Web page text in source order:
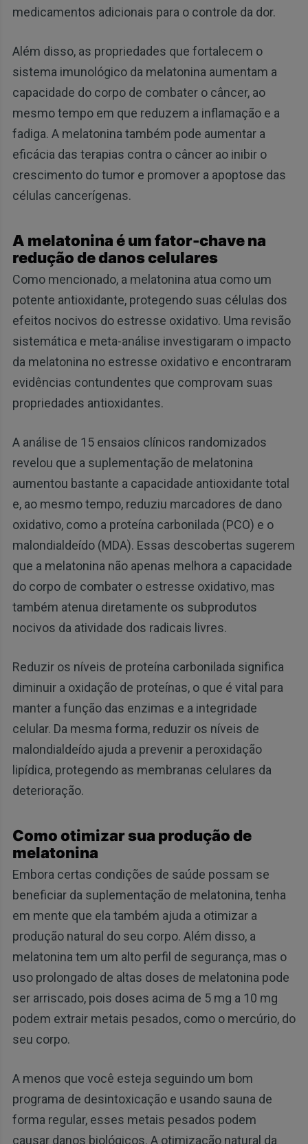
medicamentos adicionais para o controle da dor.
Além disso, as propriedades que fortalecem o
sistema imunológico da melatonina aumentam a
capacidade do corpo de combater o câncer, ao
mesmo tempo em que reduzem a inflamação e a
fadiga. A melatonina também pode aumentar a
eficácia das terapias contra o câncer ao inibir o
crescimento do tumor e promover a apoptose das
células cancerígenas.
A melatonina é um fator-chave na
redução de danos celulares
Como mencionado, a melatonina atua como um
potente antioxidante, protegendo suas células dos
efeitos nocivos do estresse oxidativo. Uma revisão
sistemática e meta-análise investigaram o impacto
da melatonina no estresse oxidativo e encontraram
evidências contundentes que comprovam suas
propriedades antioxidantes.
A análise de 15 ensaios clínicos randomizados
revelou que a suplementação de melatonina
aumentou bastante a capacidade antioxidante total
e, ao mesmo tempo, reduziu marcadores de dano
oxidativo, como a proteína carbonilada (PCO) e o
malondialdeído (MDA). Essas descobertas sugerem
que a melatonina não apenas melhora a capacidade
do corpo de combater o estresse oxidativo, mas
também atenua diretamente os subprodutos
nocivos da atividade dos radicais livres.
Reduzir os níveis de proteína carbonilada significa
diminuir a oxidação de proteínas, o que é vital para
manter a função das enzimas e a integridade
celular. Da mesma forma, reduzir os níveis de
malondialdeído ajuda a prevenir a peroxidação
lipídica, protegendo as membranas celulares da
deterioração.
Como otimizar sua produção de
melatonina
Embora certas condições de saúde possam se
beneficiar da suplementação de melatonina, tenha
em mente que ela também ajuda a otimizar a
produção natural do seu corpo. Além disso, a
melatonina tem um alto perfil de segurança, mas o
uso prolongado de altas doses de melatonina pode
ser arriscado, pois doses acima de 5 mg a 10 mg
podem extrair metais pesados, como o mercúrio, do
seu corpo.
A menos que você esteja seguindo um bom
programa de desintoxicação e usando sauna de
forma regular, esses metais pesados podem
causar danos biológicos. A otimização natural da